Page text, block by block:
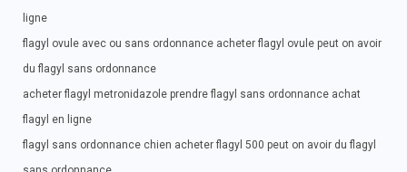
ligne
flagyl ovule avec ou sans ordonnance acheter flagyl ovule peut on avoir
du flagyl sans ordonnance
acheter flagyl metronidazole prendre flagyl sans ordonnance achat
flagyl en ligne
flagyl sans ordonnance chien acheter flagyl 500 peut on avoir du flagyl